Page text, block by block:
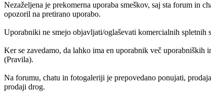
Nezaželjena je prekomerna uporaba smeškov, saj sta forum in
opozoril na pretirano uporabo.
Uporabniki ne smejo objavljati/oglaševati komercialnih spletnih
Ker se zavedamo, da lahko ima en uporabnik več
(Pravila).
Na forumu, chatu in fotogaleriji je prepovedano ponujati,
prodaji drog.